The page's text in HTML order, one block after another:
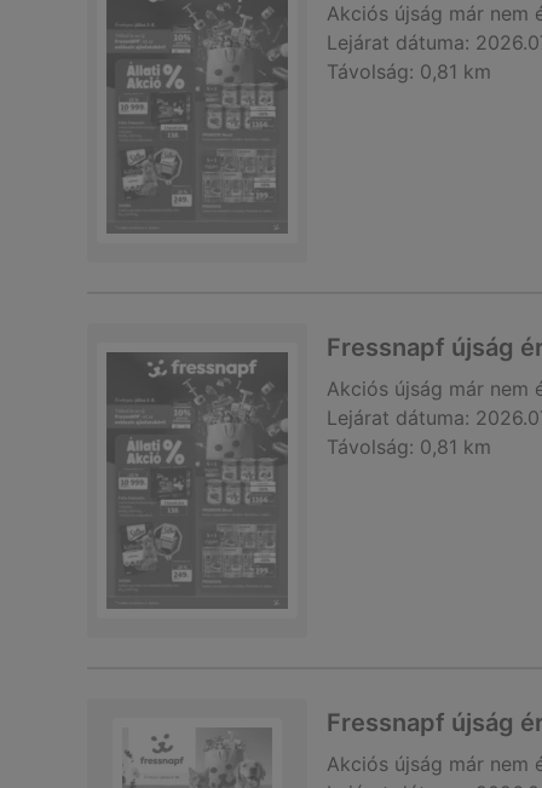
Akciós újság már nem
Lejárat dátuma:
Távolság: 0,81 km
Fressnapf újság
Akciós újság már nem
Lejárat dátuma:
Távolság: 0,81 km
Fressnapf újság
Akciós újság már nem